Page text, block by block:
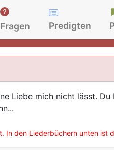
Fragen Predigten
Liebe mich nicht lässt.
In den Liederbüchern unten ist